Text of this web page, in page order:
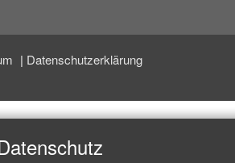
Datenschutzerklärung